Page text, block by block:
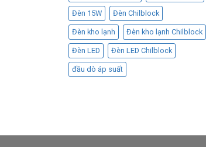
Đèn 15W Đèn Chilblock
Đèn kho lạnh Đèn kho lạnh Chilblock
Đèn LED Đèn LED Chilblock
đầu dò áp suất